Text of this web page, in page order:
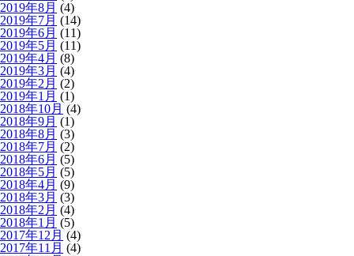
2019年8月 (4)
2019年7月 (14)
2019年6月 (11)
2019年5月 (11)
2019年4月 (8)
2019年3月 (4)
2019年2月 (2)
2019年1月 (1)
2018年10月 (4)
2018年9月 (1)
2018年8月 (3)
2018年7月 (2)
2018年6月 (5)
2018年5月 (5)
2018年4月 (9)
2018年3月 (3)
2018年2月 (4)
2018年1月 (5)
2017年12月 (4)
2017年11月 (4)